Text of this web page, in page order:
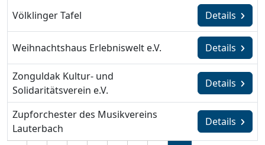
Völklinger Tafel Details
Weihnachtshaus Erlebniswelt e.V. Details
Zonguldak Kultur- und
Solidaritätsverein e.V.
Details
Zupforchester des Musikvereins
Lauterbach
Details